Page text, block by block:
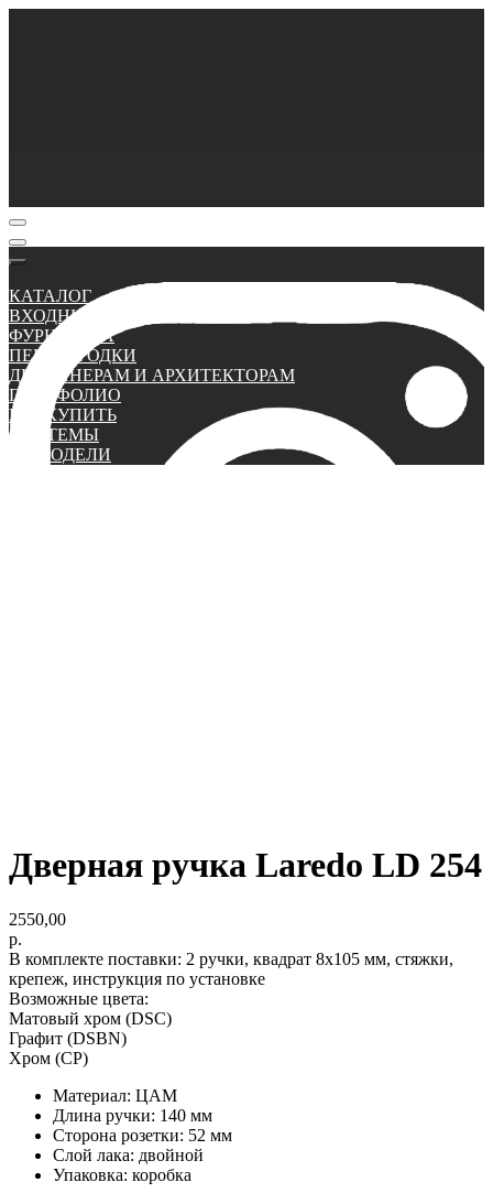
КАТАЛОГ
ВХОДНЫЕ ДВЕРИ
ФУРНИТУРА
ПЕРЕГОРОДКИ
ДИЗАЙНЕРАМ И АРХИТЕКТОРАМ
ПОРТФОЛИО
ГДЕ КУПИТЬ
СИСТЕМЫ
3D МОДЕЛИ
Дверная ручка Laredo LD 254
2550,00
р.
В комплекте поставки: 2 ручки, квадрат 8х105 мм, стяжки,
крепеж, инструкция по установке
Возможные цвета:
Матовый хром (DSC)
Графит (DSBN)
Хром (СP)
Материал: ЦАМ
Длина ручки: 140 мм
Сторона розетки: 52 мм
Слой лака: двойной
Упаковка: коробка